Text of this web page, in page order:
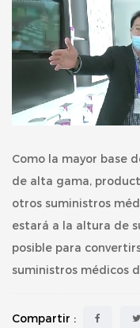
Como la mayor base
de alta gama,
otros suministros
estará a la altura de
posible para
suministros médicos
Compartir :